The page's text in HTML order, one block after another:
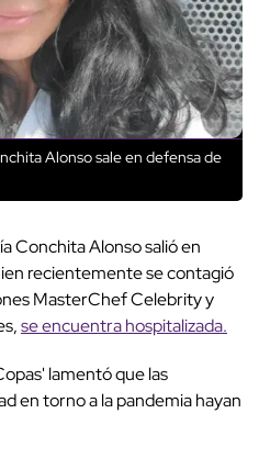
Alonso sale en defensa de
Conchita Alonso salió en
recientemente se contagió
MasterChef Celebrity y
se encuentra hospitalizada.
lamentó que las
en torno a la pandemia hayan